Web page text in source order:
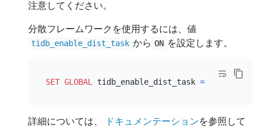
注意してください。
分散フレームワークを使用するには、値
tidb_enable_dist_task から ON を設定します。
SET GLOBAL tidb_enable_dist_task =
詳細については、 ドキュメンテーションを参照して